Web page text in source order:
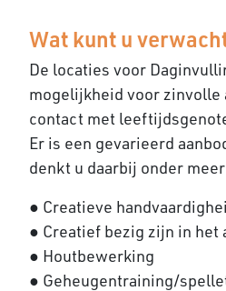
Wat kunt u
De locaties voor
mogelijkheid voor
contact met
Er is een gevarieerd
denkt u daarbij onder
● Creatieve
● Creatief bezig zijn in het
● Houtbewerking
● Geheugentraining/